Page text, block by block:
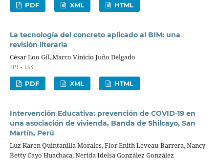
PDF XML HTML
La tecnología del concreto aplicado al BIM: una
revisión literaria
César Loo Gil, Marco Vinicio Juño Delgado
119 - 133
PDF XML HTML
Intervención Educativa: prevención de COVID-19 en
una asociación de vivienda, Banda de Shilcayo, San
Martín, Perú
Luz Karen Quintanilla Morales, Flor Enith Leveau-Barrera, Nancy
Betty Cayo Huachaca, Nerida Idelsa González González